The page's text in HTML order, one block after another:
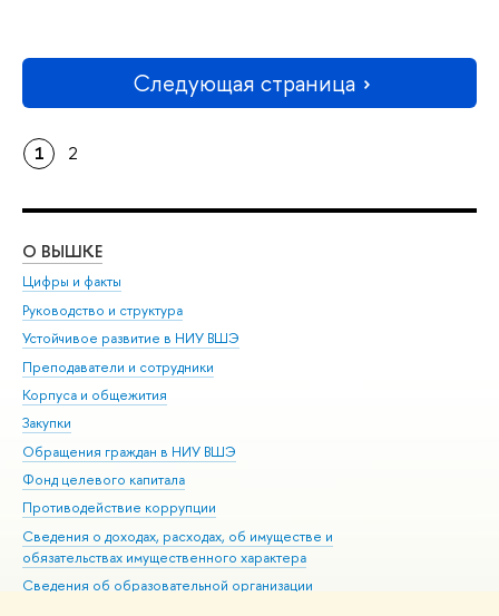
Следующая страница
1 2
О ВЫШКЕ
Цифры и факты
Руководство и структура
Устойчивое развитие в НИУ ВШЭ
Преподаватели и сотрудники
Корпуса и общежития
Закупки
Обращения граждан в НИУ ВШЭ
Фонд целевого капитала
Противодействие коррупции
Сведения о доходах, расходах, об имуществе и
обязательствах имущественного характера
Сведения об образовательной организации